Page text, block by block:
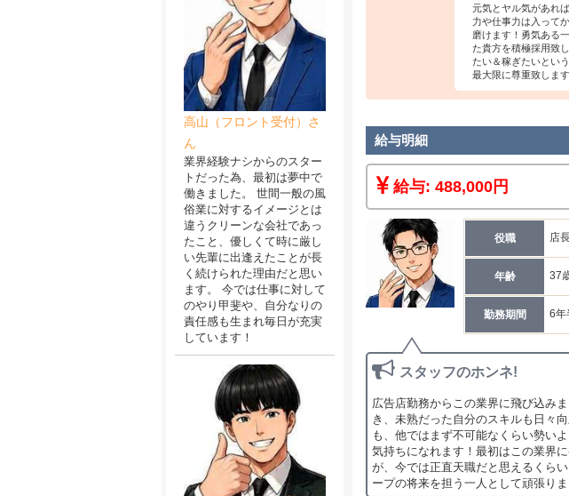
高山（フロント受付）さ
ん
業界経験ナシからのスター
トだった為、最初は夢中で
働きました。 世間一般の風
俗業に対するイメージとは
違うクリーンな会社であっ
たこと、優しくて時に厳し
い先輩に出逢えたことが長
く続けられた理由だと思い
ます。 今では仕事に対して
のやり甲斐や、自分なりの
責任感も生まれ毎日が充実
しています！
元気とヤル気があれ
力や仕事力は入って
磨けます！勇気ある
た貴方を積極採用致
たい＆稼ぎたいとい
最大限に尊重致しま
給与明細
給与: 488,000円
役職 店
年齢 37
勤務期間 6年
スタッフのホンネ!
広告店勤務からこの業界に飛び込み
き、未熟だった自分のスキルも日々
も、他ではまず不可能なくらい勢い
気持ちになれます！最初はこの業界
が、今では正直天職だと思えるくら
ープの将来を担う一人として頑張り